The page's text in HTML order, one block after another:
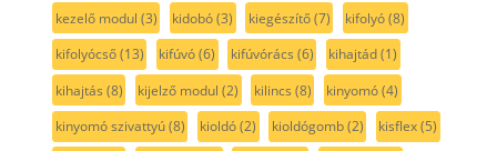
kezelő modul (3) kidobó(3) kiegészítő(7) kifolyó(8)
kifolyócső(13) kifúvó(6) kifúvórács (6) kihajtád(1)
kihajtás (8) kijelző modul (2) kilincs (8) kinyomó(4)
kinyomó szivattyú(8) kioldó(2) kioldógomb(2) kisflex(5)